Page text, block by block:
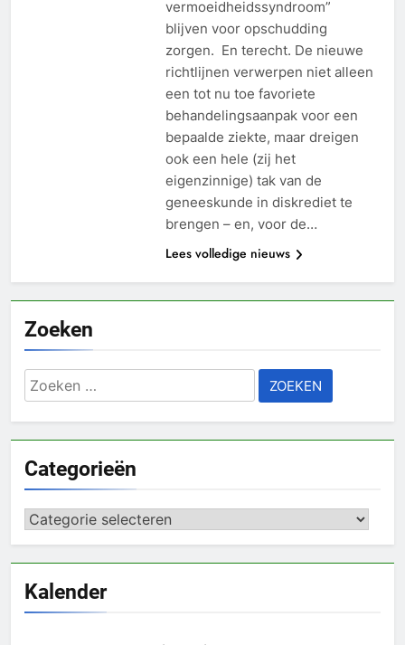
vermoeidheidssyndroom”
blijven voor opschudding
zorgen. En terecht. De nieuwe
richtlijnen verwerpen niet alleen
een tot nu toe favoriete
behandelingsaanpak voor een
bepaalde ziekte, maar dreigen
ook een hele (zij het
eigenzinnige) tak van de
geneeskunde in diskrediet te
brengen – en, voor de…
Lees volledige nieuws
Zoeken
Zoeken
naar:
Categorieën
Categorieën
Kalender